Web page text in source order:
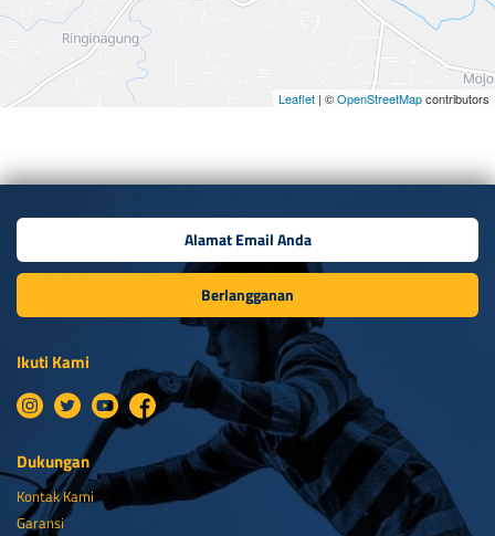
Leaflet | ©OpenStreetMapcontributors
Berlangganan
Ikuti Kami
Dukungan
Kontak Kami
Garansi